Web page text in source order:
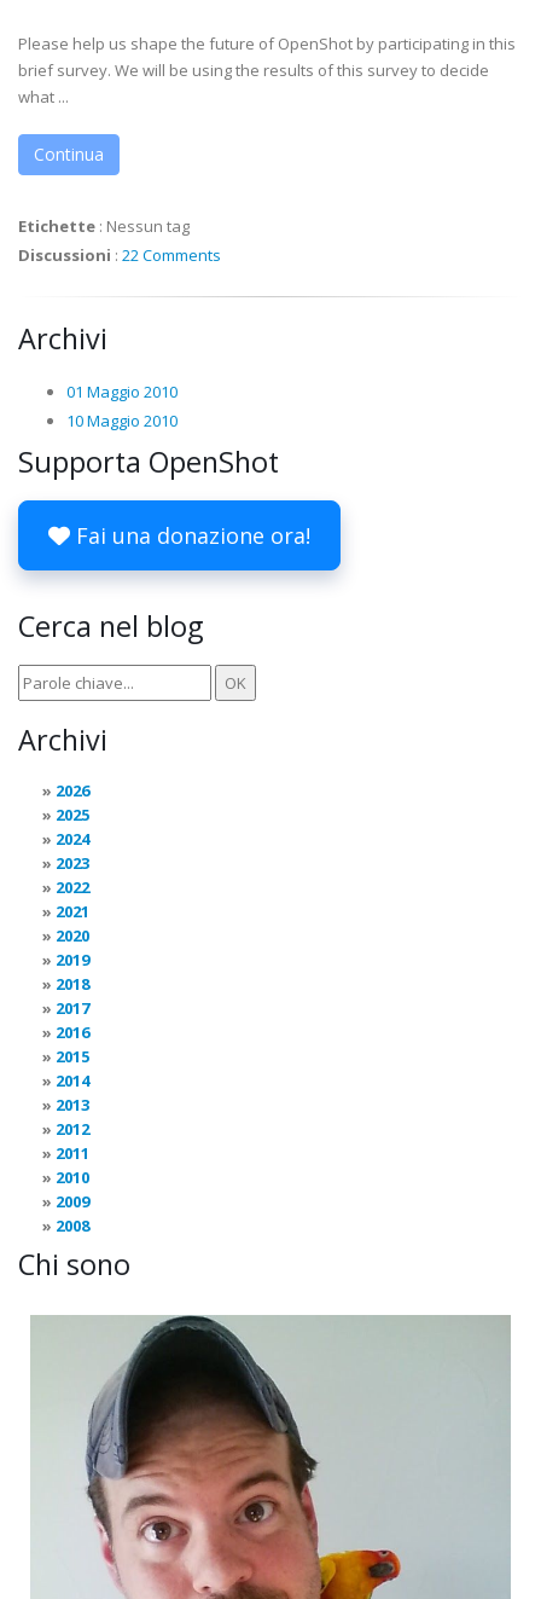
Please help us shape the future of OpenShot by participating in this
brief survey. We will be using the results of this survey to decide
what ...
Continua
Etichette : Nessun tag
Discussioni : 22 Comments
Archivi
01 Maggio 2010
10 Maggio 2010
Supporta OpenShot
Fai una donazione ora!
Cerca nel blog
Archivi
2026
2025
2024
2023
2022
2021
2020
2019
2018
2017
2016
2015
2014
2013
2012
2011
2010
2009
2008
Chi sono